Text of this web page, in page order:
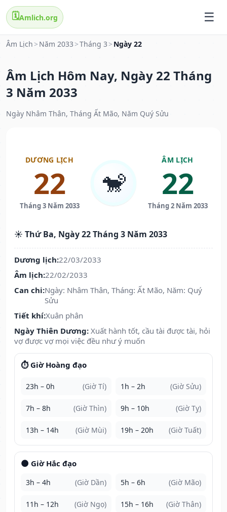
🗓️Amlich.org
Âm Lịch > Năm 2033 >Tháng 3 > Ngày 22
Âm Lịch Hôm Nay, Ngày 22 Tháng
3 Năm 2033
Ngày Nhâm Thân, Tháng Ất Mão, Năm Quý Sửu
DƯƠNG LỊCH
22
Tháng 3 Năm 2033
🐒
ÂM LỊCH
22
Tháng 2 Năm 2033
☀️ Thứ Ba, Ngày 22 Tháng 3 Năm 2033
Dương lịch:22/03/2033
Âm lịch:22/02/2033
Can chi:Ngày: Nhâm Thân, Tháng: Ất Mão, Năm: Quý
Sửu
Tiết khí:Xuân phân
Ngày Thiên Dương: Xuất hành tốt, cầu tài được tài, hỏi
vợ được vợ mọi việc đều như ý muốn
⏱️ Giờ Hoàng đạo
23h – 0h (Giờ Tí) 1h – 2h (Giờ Sửu)
7h – 8h (Giờ Thìn) 9h – 10h (Giờ Tỵ)
13h – 14h (Giờ Mùi) 19h – 20h (Giờ Tuất)
🌑 Giờ Hắc đạo
3h – 4h (Giờ Dần) 5h – 6h (Giờ Mão)
11h – 12h (Giờ Ngọ) 15h – 16h (Giờ Thân)